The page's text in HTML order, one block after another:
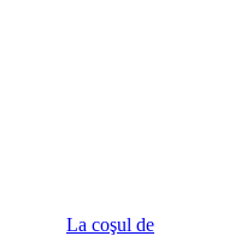
La coşul de